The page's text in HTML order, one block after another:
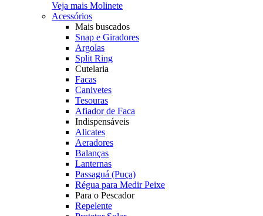
Veja mais Molinete
Acessórios
Mais buscados
Snap e Giradores
Argolas
Split Ring
Cutelaria
Facas
Canivetes
Tesouras
Afiador de Faca
Indispensáveis
Alicates
Aeradores
Balanças
Lanternas
Passaguá (Puça)
Régua para Medir Peixe
Para o Pescador
Repelente